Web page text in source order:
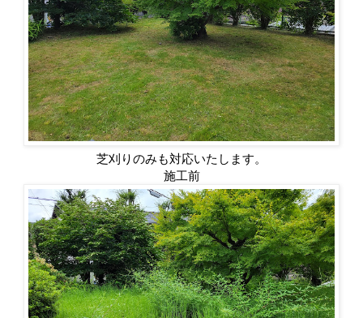
芝刈りのみも対応いたします。
施工前